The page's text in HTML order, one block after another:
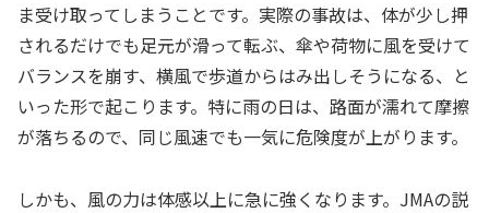
ま受け取ってしまうことです。実際の事故は、体が少し押
されるだけでも足元が滑って転ぶ、傘や荷物に風を受けて
バランスを崩す、横風で歩道からはみ出しそうになる、と
いった形で起こります。特に雨の日は、路面が濡れて摩擦
が落ちるので、同じ風速でも一気に危険度が上がります。
しかも、風の力は体感以上に急に強くなります。JMAの説